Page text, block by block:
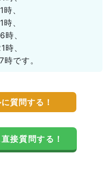
、
、
、
、
す。
質問する！
接質問する！